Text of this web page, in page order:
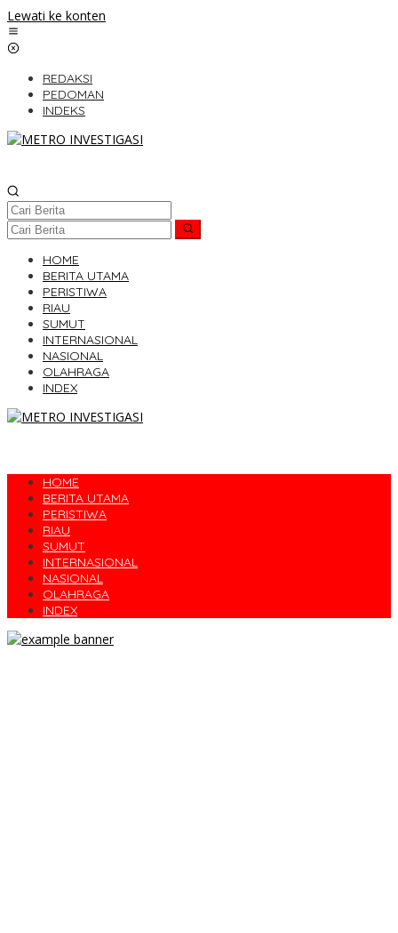
Lewati ke konten
REDAKSI
PEDOMAN
INDEKS
HOME
BERITA UTAMA
PERISTIWA
RIAU
SUMUT
INTERNASIONAL
NASIONAL
OLAHRAGA
INDEX
HOME
BERITA UTAMA
PERISTIWA
RIAU
SUMUT
INTERNASIONAL
NASIONAL
OLAHRAGA
INDEX